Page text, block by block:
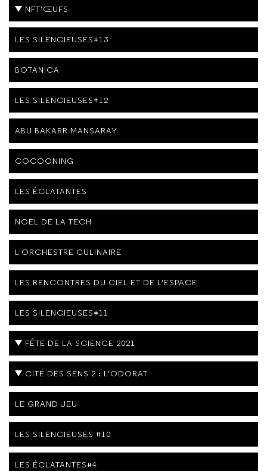
NFT’ŒUFS
LES SILENCIEUSES#13
BOTANICA
LES SILENCIEUSES#12
ABU BAKARR MANSARAY
COCOONING
LES ÉCLATANTES
NOËL DE LA TECH
L'ORCHESTRE CULINAIRE
LES RENCONTRES DU CIEL ET DE L'ESPACE
LES SILENCIEUSES#11
FÊTE DE LA SCIENCE 2021
CITÉ DES SENS 2 : L'ODORAT
LE GRAND JEU
LES SILENCIEUSES #10
LES ÉCLATANTES#4